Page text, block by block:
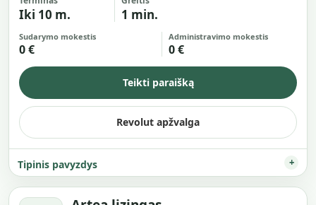
Iki 10 m. 1 min.
Sudarymo mokestis
0 €
Administravimo mokestis
0 €
Teikti paraišką
Revolut apžvalga
Tipinis pavyzdys